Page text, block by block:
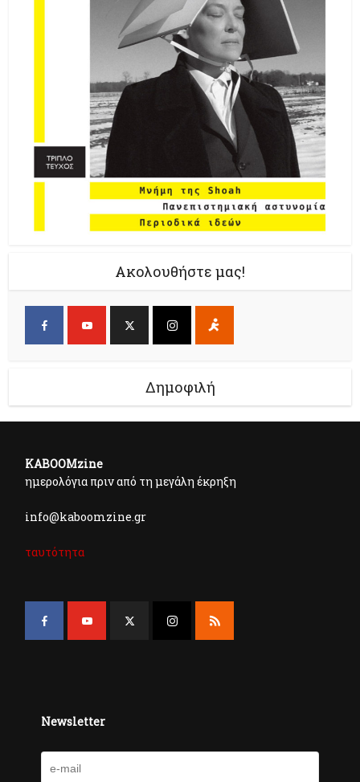
Ακολουθήστε μας!
Δημοφιλή
KABOOMzine
ημερολόγια πριν από τη μεγάλη έκρηξη
info@kaboomzine.gr
ταυτότητα
Newsletter